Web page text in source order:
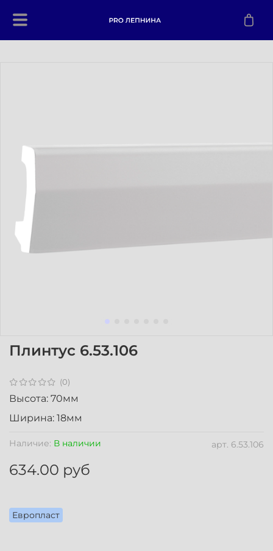
(0)
арт. 6.53.106
Наличие: В наличии
Европласт
Плинтус 6.53.106
634.00 руб
Высота: 70мм
Ширина: 18мм